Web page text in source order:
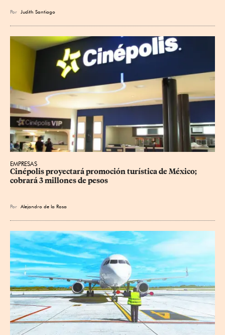
Por Judith Santiago
EMPRESAS
Cinépolis proyectará promoción turística de México;
cobrará 3 millones de pesos
Por Alejandro de la Rosa